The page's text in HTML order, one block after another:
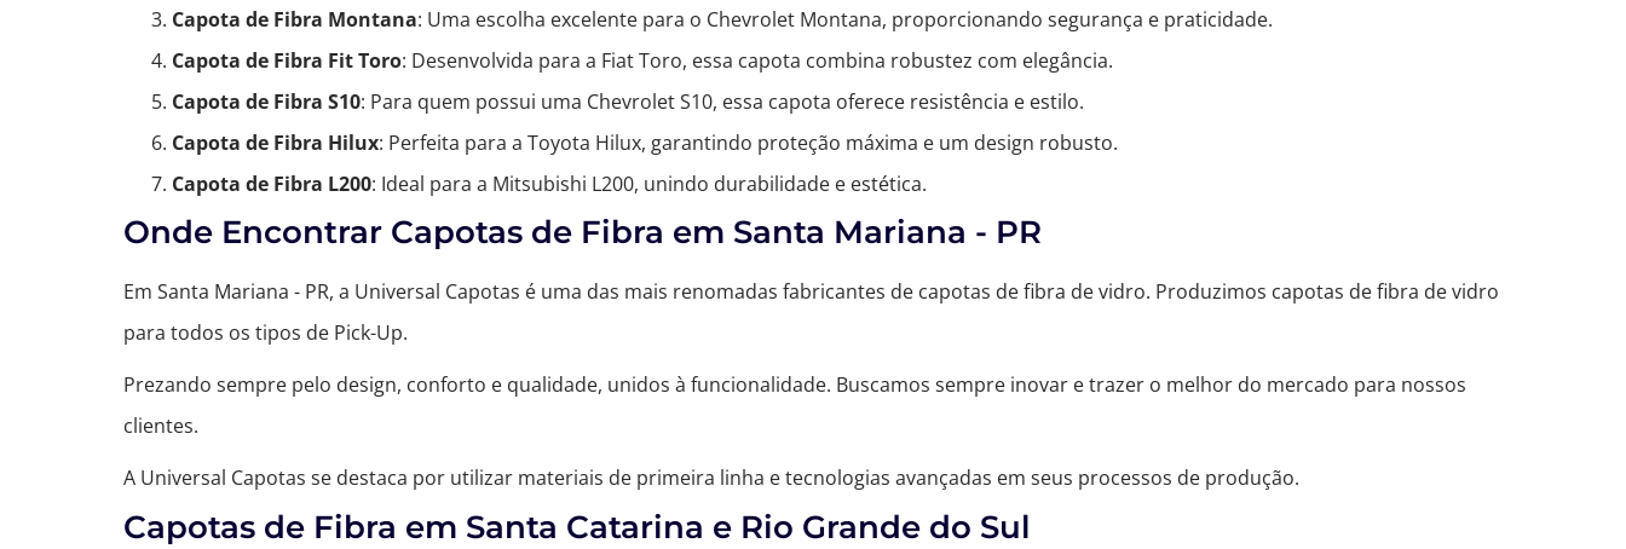
Capota de Fibra Montana: Uma escolha excelente para o Chevrolet Montana, proporcionando segurança e praticidade.
Capota de Fibra Fit Toro: Desenvolvida para a Fiat Toro, essa capota combina robustez com elegância.
Capota de Fibra S10: Para quem possui uma Chevrolet S10, essa capota oferece resistência e estilo.
Capota de Fibra Hilux: Perfeita para a Toyota Hilux, garantindo proteção máxima e um design robusto.
Capota de Fibra L200: Ideal para a Mitsubishi L200, unindo durabilidade e estética.
Onde Encontrar Capotas de Fibra em Santa Mariana - PR
Em Santa Mariana - PR, a Universal Capotas é uma das mais renomadas fabricantes de capotas de fibra de vidro. Produzimos capotas de fibra de vidro
para todos os tipos de Pick-Up.
Prezando sempre pelo design, conforto e qualidade, unidos à funcionalidade. Buscamos sempre inovar e trazer o melhor do mercado para nossos
clientes.
A Universal Capotas se destaca por utilizar materiais de primeira linha e tecnologias avançadas em seus processos de produção.
Capotas de Fibra em Santa Catarina e Rio Grande do Sul